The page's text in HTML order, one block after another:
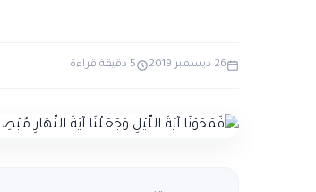
26 ديسمبر 2019 5 دقيقة قراءة